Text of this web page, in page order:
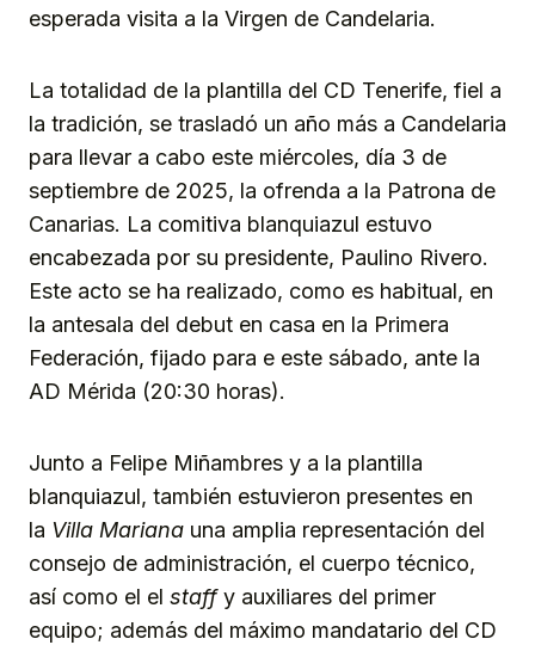
esperada visita a la Virgen de Candelaria.
La totalidad de la plantilla del CD Tenerife, fiel a
la tradición, se trasladó un año más a Candelaria
para llevar a cabo este miércoles, día 3 de
septiembre de 2025, la ofrenda a la Patrona de
Canarias. La comitiva blanquiazul estuvo
encabezada por su presidente, Paulino Rivero.
Este acto se ha realizado, como es habitual, en
la antesala del debut en casa en la Primera
Federación, fijado para e este sábado, ante la
AD Mérida (20:30 horas).
Junto a Felipe Miñambres y a la plantilla
blanquiazul, también estuvieron presentes en
la Villa Mariana una amplia representación del
consejo de administración, el cuerpo técnico,
así como el el staffy auxiliares del primer
equipo; además del máximo mandatario del CD